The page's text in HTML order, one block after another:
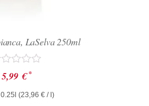
LaSelva 250ml
5,99 € *
(23,96 €/ l)